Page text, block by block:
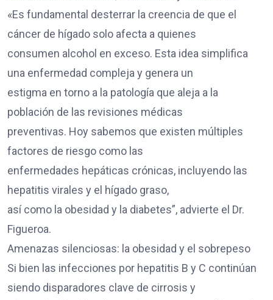
«Es fundamental desterrar la creencia de que el
cáncer de hígado solo afecta a quienes
consumen alcohol en exceso. Esta idea simplifica
una enfermedad compleja y genera un
estigma en torno a la patología que aleja a la
población de las revisiones médicas
preventivas. Hoy sabemos que existen múltiples
factores de riesgo como las
enfermedades hepáticas crónicas, incluyendo las
hepatitis virales y el hígado graso,
así como la obesidad y la diabetes”, advierte el Dr.
Figueroa.
Amenazas silenciosas: la obesidad y el sobrepeso
Si bien las infecciones por hepatitis B y C continúan
siendo disparadores clave de cirrosis y